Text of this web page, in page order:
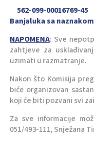
562-099-
Banjaluka sa naznakom
NAPOMENA: Sve
zahtjeve za
uzimati u razmatranje.
Nakon što Komisija
biće organizovan
koji će biti pozvani svi
Za sve informacije
051/493-111, Snježana